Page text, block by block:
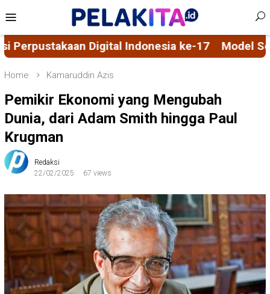
to
content
Menu
ke-17 Model Sosialisasi 5D Berbasis
Home Kamaruddin Azis
Pemikir Ekonomi yang Mengubah
Dunia, dari Adam Smith hingga Paul
Krugman
Redaksi
22/02/2025
67 views